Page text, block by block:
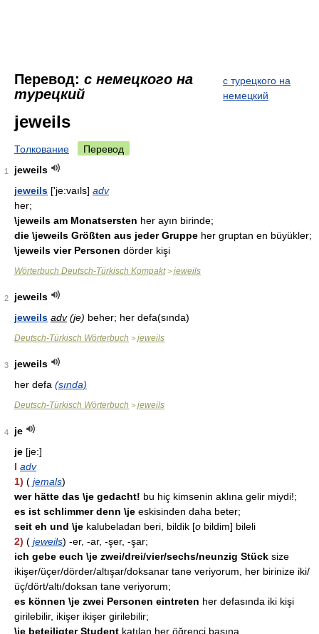
Перевод: с немецкого на
турецкий
с турецкого на
немецкий
jeweils
Толкование Перевод
1
jeweils
jeweils ['je:vaıls] adv
her;
\jeweils am Monatsersten her ayın birinde;
die \jeweils Größten aus jeder Gruppe her gruptan en büyükler;
\jeweils vier Personen dörder kişi
Wörterbuch Deutsch-Türkisch Kompakt> jeweils
2
jeweils
jeweils adv(je) beher; her defa(sında)
Deutsch-Türkisch Wörterbuch > jeweils
3
jeweils
her defa (sında)
Deutsch-Türkisch Wörterbuch > jeweils
4
je
je [je:]
I adv
1) ( jemals)
wer hätte das \je gedacht! bu hiç kimsenin aklına gelir miydi!;
es ist schlimmer denn \je eskisinden daha beter;
seit eh und \je kalubeladan beri, bildik [o bildim] bileli
2) ( jeweils) -er, -ar, -şer, -şar;
ich gebe euch \je zwei/drei/vier/sechs/neunzig Stück size
ikişer/üçer/dörder/altışar/doksanar tane veriyorum, her birinize iki/
üç/dört/altı/doksan tane veriyorum;
es können \je zwei Personen eintreten her defasında iki kişi
girilebilir, ikişer ikişer girilebilir;
\je beteiligter Student katılan her öğrenci başına